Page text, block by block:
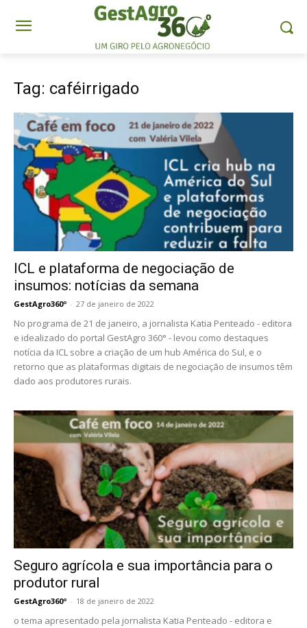
Tag: caféirrigado
ICL e plataforma de negociação de
insumos: notícias da semana
GestAgro360º - 27 de janeiro de 2022
No programa de 21 de janeiro, a jornalista Katia Penteado - editora
e idealizado do portal GestAgro 360° - levou como destaques
notícia da ICL sobre a criação de um hub América do Sul, e o
retorno que as plataformas digitais de negociação de insumos têm
dado aos produtores rurais.
Seguro agrícola e sua importância para o
produtor rural
GestAgro360º - 18 de janeiro de 2022
o tema apresentado pela jornalista Katia Penteado - editora e